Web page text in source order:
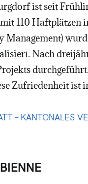
ist seit
110 Haftplätzen
Nach
Zufriedenheit ist
– KANTONALES V